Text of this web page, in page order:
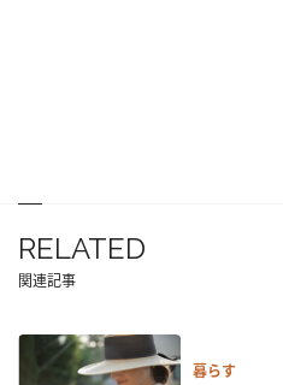
RELATED
関連記事
暮らす